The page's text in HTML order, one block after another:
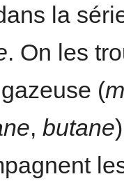
la
. On les
(
, butane